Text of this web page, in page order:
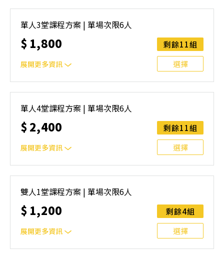
邀請親友一同報名參加，一起精進匹克球基本功！ 如人數
未達開班門檻，或因天候不佳無法如期舉行，POA將視情況
安排延期或併班處理。 ⚠️ 報名完成後，如因天候因素無法
上課，僅提供課程延期選項，恕不退費，請參閱【報名與課
程異動規則】。報名後視為您已同意上述規則。
單人3堂課程方案 | 單場次限6人
$ 1,800
展開更多資訊
剩餘11組
選擇
邀請親友一同報名參加，一起精進匹克球基本功！ 如人數
未達開班門檻，或因天候不佳無法如期舉行，POA將視情況
安排延期或併班處理。 ⚠️ 報名完成後，如因天候因素無法
上課，僅提供課程延期選項，恕不退費，請參閱【報名與課
程異動規則】。報名後視為您已同意上述規則。
單人4堂課程方案 | 單場次限6人
$ 2,400
展開更多資訊
剩餘11組
選擇
邀請親友一同報名參加，一起精進匹克球基本功！ 如人數
未達開班門檻，或因天候不佳無法如期舉行，POA將視情況
安排延期或併班處理。 ⚠️ 報名完成後，如因天候因素無法
上課，僅提供課程延期選項，恕不退費，請參閱【報名與課
程異動規則】。報名後視為您已同意上述規則。
雙人1堂課程方案 | 單場次限6人
$ 1,200
展開更多資訊
剩餘4組
選擇